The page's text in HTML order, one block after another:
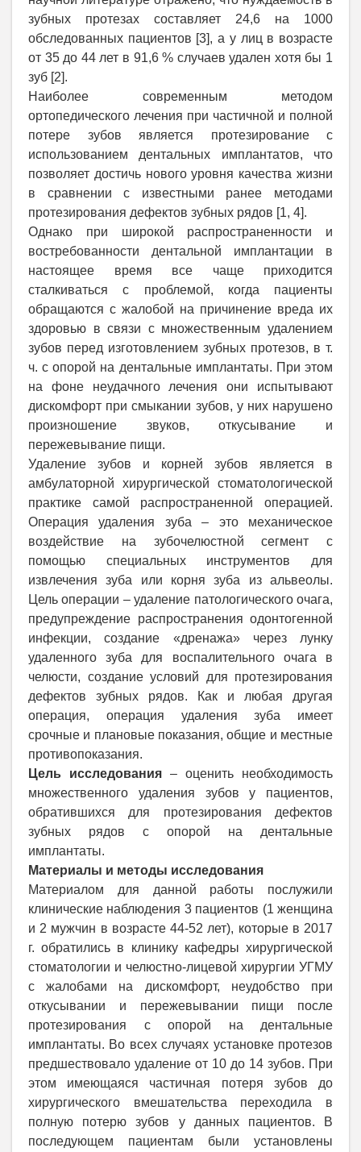
зубных протезах составляет 24,6 на 1000
обследованных пациентов [3], а у лиц в возрасте
от 35 до 44 лет в 91,6 % случаев удален хотя бы 1
зуб [2].
Наиболее современным методом
ортопедического лечения при частичной и полной
потере зубов является протезирование с
использованием дентальных имплантатов, что
позволяет достичь нового уровня качества жизни
в сравнении с известными ранее методами
протезирования дефектов зубных рядов [1, 4].
Однако при широкой распространенности и
востребованности дентальной имплантации в
настоящее время все чаще приходится
сталкиваться с проблемой, когда пациенты
обращаются с жалобой на причинение вреда их
здоровью в связи с множественным удалением
зубов перед изготовлением зубных протезов, в т.
ч. с опорой на дентальные имплантаты. При этом
на фоне неудачного лечения они испытывают
дискомфорт при смыкании зубов, у них нарушено
произношение звуков, откусывание и
пережевывание пищи.
Удаление зубов и корней зубов является в
амбулаторной хирургической стоматологической
практике самой распространенной операцией.
Операция удаления зуба – это механическое
воздействие на зубочелюстной сегмент с
помощью специальных инструментов для
извлечения зуба или корня зуба из альвеолы.
Цель операции – удаление патологического очага,
предупреждение распространения одонтогенной
инфекции, создание «дренажа» через лунку
удаленного зуба для воспалительного очага в
челюсти, создание условий для протезирования
дефектов зубных рядов. Как и любая другая
операция, операция удаления зуба имеет
срочные и плановые показания, общие и местные
противопоказания.
Цель исследования – оценить необходимость
множественного удаления зубов у пациентов,
обратившихся для протезирования дефектов
зубных рядов с опорой на дентальные
имплантаты.
Материалы и методы исследования
Материалом для данной работы послужили
клинические наблюдения 3 пациентов (1 женщина
и 2 мужчин в возрасте 44-52 лет), которые в 2017
г. обратились в клинику кафедры хирургической
стоматологии и челюстно-лицевой хирургии УГМУ
с жалобами на дискомфорт, неудобство при
откусывании и пережевывании пищи после
протезирования с опорой на дентальные
имплантаты. Во всех случаях установке протезов
предшествовало удаление от 10 до 14 зубов. При
этом имеющаяся частичная потеря зубов до
хирургического вмешательства переходила в
полную потерю зубов у данных пациентов. В
последующем пациентам были установлены